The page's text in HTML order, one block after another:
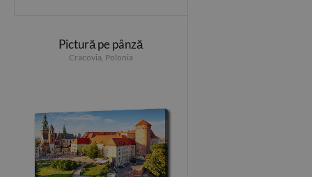
Pictură pe pânză
Cracovia, Polonia